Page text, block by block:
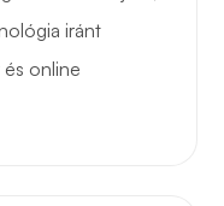
iránt
online